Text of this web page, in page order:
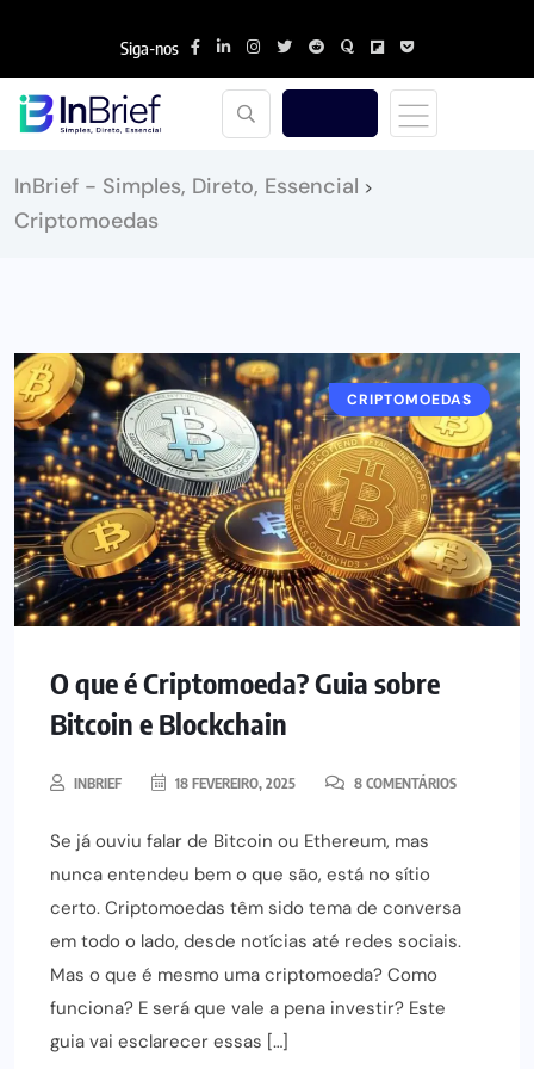
Siga-nos
InBrief - Simples, Direto, Essencial >
Criptomoedas
CRIPTOMOEDAS
O que é Criptomoeda? Guia sobre
Bitcoin e Blockchain
INBRIEF 18 FEVEREIRO, 2025 8 COMENTÁRIOS
Se já ouviu falar de Bitcoin ou Ethereum, mas
nunca entendeu bem o que são, está no sítio
certo. Criptomoedas têm sido tema de conversa
em todo o lado, desde notícias até redes sociais.
Mas o que é mesmo uma criptomoeda? Como
funciona? E será que vale a pena investir? Este
guia vai esclarecer essas […]